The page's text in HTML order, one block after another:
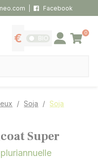
Facebook
Afficher les tarifs
BIO Se connecter
0
Panier
Soja
Soja
Super